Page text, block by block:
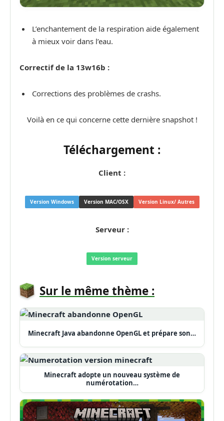
L’enchantement de la respiration aide également
à mieux voir dans l’eau.
Correctif de la 13w16b :
Corrections des problèmes de crashs.
Voilà en ce qui concerne cette dernière snapshot !
Téléchargement :
Client :
Version Windows Version MAC/OSX Version Linux/ Autres
Serveur :
Version serveur
Sur le même thème :
Minecraft Java abandonne OpenGL et prépare son…
Minecraft adopte un nouveau système de
numérotation…